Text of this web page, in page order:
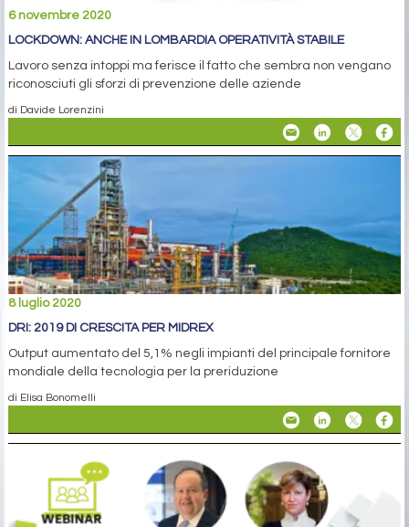
6 novembre 2020
LOCKDOWN: ANCHE IN LOMBARDIA OPERATIVITÀ STABILE
Lavoro senza intoppi ma ferisce il fatto che sembra non vengano
riconosciuti gli sforzi di prevenzione delle aziende
di Davide Lorenzini
8 luglio 2020
DRI: 2019 DI CRESCITA PER MIDREX
Output aumentato del 5,1% negli impianti del principale fornitore
mondiale della tecnologia per la preriduzione
di Elisa Bonomelli